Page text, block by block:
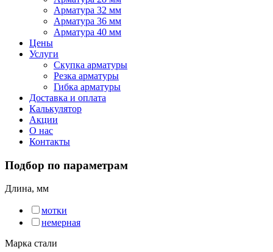
Арматура 32 мм
Арматура 36 мм
Арматура 40 мм
Цены
Услуги
Скупка арматуры
Резка арматуры
Гибка арматуры
Доставка и оплата
Калькулятор
Акции
О нас
Контакты
Подбор по параметрам
Длина, мм
мотки
немерная
Марка стали